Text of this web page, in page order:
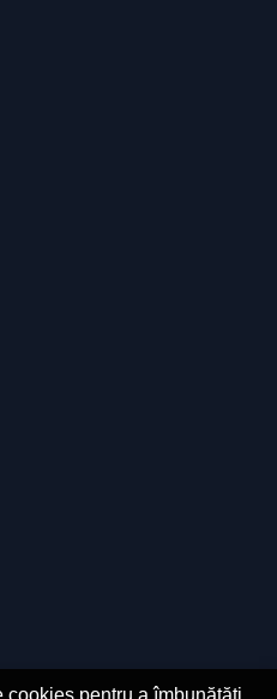
pentru a îmbunătăți